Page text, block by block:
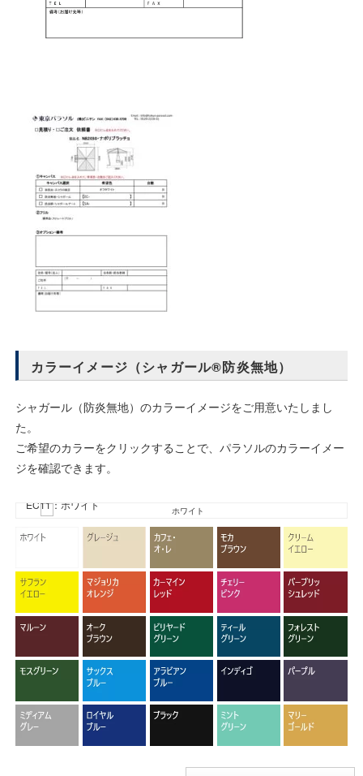
カラーイメージ（シャガール®防炎無地）
シャガール（防炎無地）のカラーイメージをご用意いたしまし
た。
ご希望のカラーをクリックすることで、パラソルのカラーイメー
ジを確認できます。
EC11：ホワイト